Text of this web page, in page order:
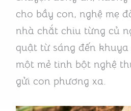
cho bầy con, nghệ mẹ
nhà chắt chiu từng củ
quật từ sáng đến
một mẻ tinh bột nghệ
gửi con phương xa.